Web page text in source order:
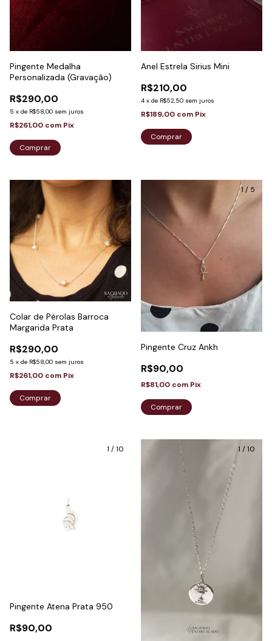
Pingente Medalha
Personalizada (Gravação)
R$290,00
5 x de R$58,00 sem juros
R$261,00 com Pix
Comprar
Anel Estrela Sirius Mini
R$210,00
4 x de R$52,50 sem juros
R$189,00 com Pix
Comprar
Colar de Pérolas Barroca
Margarida Prata
R$290,00
5 x de R$58,00 sem juros
R$261,00 com Pix
1 / 5
Pingente Cruz Ankh
R$90,00
R$81,00 com Pix
Comprar
1 /10
Pingente Atena Prata 950
R$90,00
1 /10